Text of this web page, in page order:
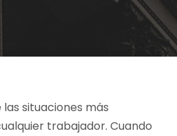
las situaciones más
trabajador. Cuando